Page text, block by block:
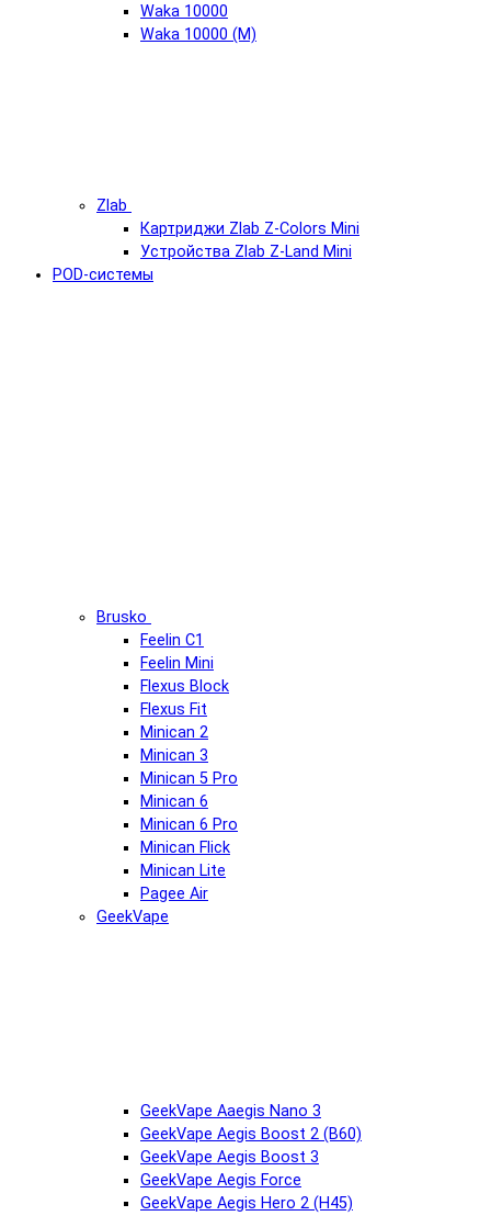
Waka 10000
Waka 10000 (М)
Zlab
Картриджи Zlab Z-Colors Mini
Устройства Zlab Z-Land Mini
POD-системы
Brusko
Feelin C1
Feelin Mini
Flexus Block
Flexus Fit
Minican 2
Minican 3
Minican 5 Pro
Minican 6
Minican 6 Pro
Minican Flick
Minican Lite
Pagee Air
GeekVape
GeekVape Aaegis Nano 3
GeekVape Aegis Boost 2 (B60)
GeekVape Aegis Boost 3
GeekVape Aegis Force
GeekVape Aegis Hero 2 (H45)